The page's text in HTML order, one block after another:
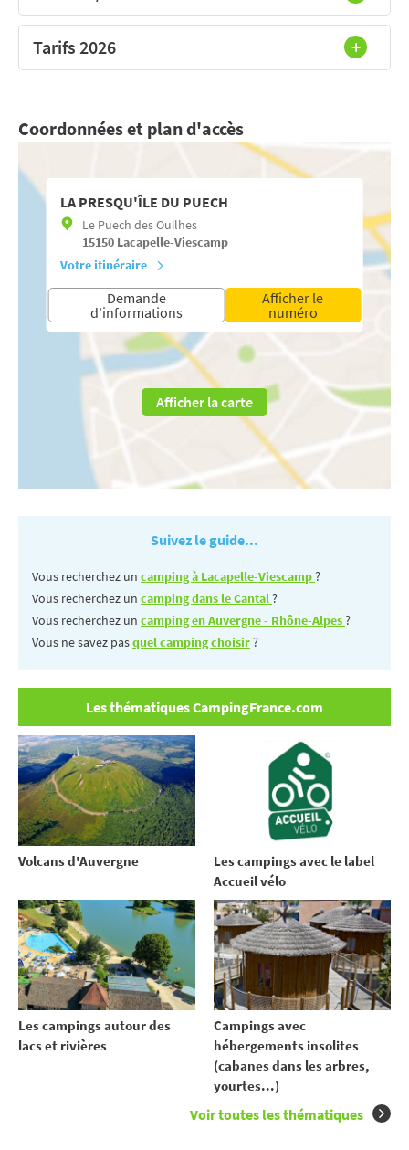
Tarifs 2026
Coordonnées et plan d'accès
LA PRESQU'ÎLE DU PUECH
Le Puech des Ouilhes
15150 Lacapelle-Viescamp
Votre itinéraire
Demande
d'informations
Afficher le
numéro
Afficher la carte
Suivez le guide...
Vous recherchez un camping à Lacapelle-Viescamp?
Vous recherchez un camping dans le Cantal?
Vous recherchez un camping en Auvergne - Rhône-Alpes?
Vous ne savez pasquel camping choisir?
Les thématiques CampingFrance.com
Volcans d'Auvergne
Les campings avec le label
Accueil vélo
Les campings autour des
lacs et rivières
Campings avec
hébergements insolites
(cabanes dans les arbres,
yourtes...)
Voir toutes les thématiques